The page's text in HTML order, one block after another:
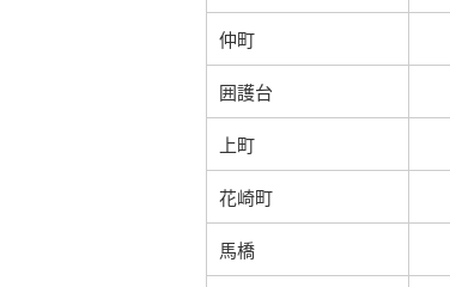
仲町
囲護台
上町
花崎町
馬橋